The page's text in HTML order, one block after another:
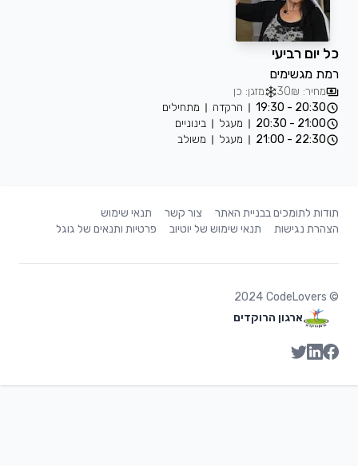
כל יום רביעי
רמת מגשימים
מחיר: 30₪
מזגן: כן
20:30 - 19:30
הרקדה
מתחילים
21:00 - 20:30
מעגל
בינוניים
22:30 - 21:00
מעגל משולב
תודות לתומכים בבניית האתר צור קשר
תנאי שימוש
הצהרת נגישות
תנאי שימוש של יוטיוב פרטיות ותנאים של גוגל
©
2024 CodeLovers
ארגון הרוקדים